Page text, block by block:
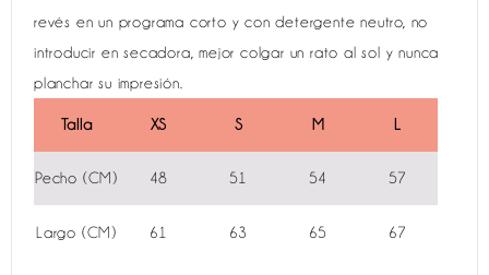
revés en un programa corto y con detergente neutro, no
introducir en secadora, mejor colgar un rato al sol y nunca
planchar su impresión.
Talla XS S M
Pecho (CM) 48 51 54 57
Largo (CM) 61 63 65 67